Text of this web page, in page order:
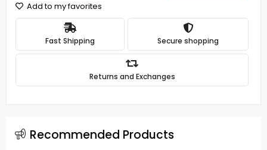
Add to my favorites
Fast Shipping Secure shopping
Returns and Exchanges
Recommended Products